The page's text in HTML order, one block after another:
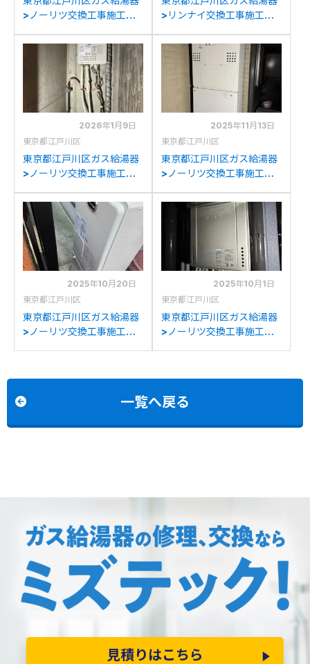
>ノーリツ交換工事施工事
1612SAWX-Tからノーリ
ツGT-1670SAW-T BLへ
の交換
>リンナイ交換工事施工事
V1615SFFUA-Eからリンナ
イRUX-V1615SFFUA(A)-
Eへの交換
2026年1月9日
東京都江戸川区
東京都江戸川区ガス給湯器
>ノーリツ交換工事施工事
2012WE-Tからノーリツ
GQ-2039WS-C-1への交
換
2025年11月13日
東京都江戸川区
東京都江戸川区ガス給湯器
>ノーリツ交換工事施工事
2413AWXHからノーリツ
GTH-C2460AW3H-1BL
への交換
2025年10月20日
東京都江戸川区
東京都江戸川区ガス給湯器
>ノーリツ交換工事施工事
2025年10月1日
東京都江戸川区
東京都江戸川区ガス給湯器
>ノーリツ交換工事施工事
一覧へ戻る
見積りはこちら